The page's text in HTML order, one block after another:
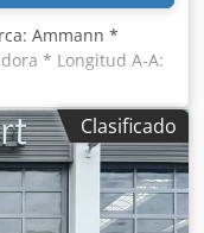
Ammann *
* Longitud A-A:
I Njfx
de 1,5 kW * En
Clasificado